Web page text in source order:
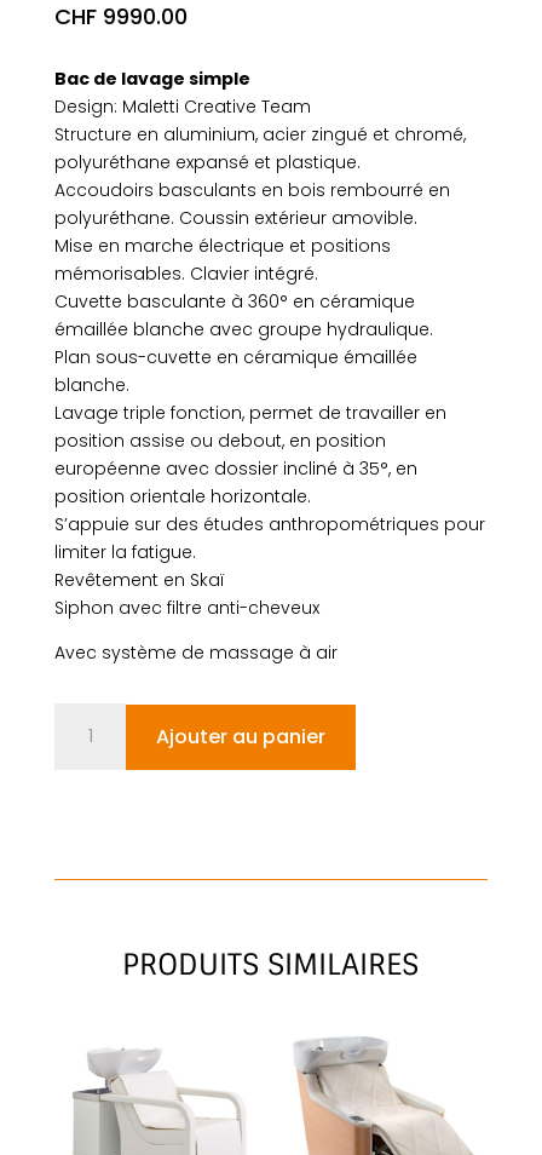
CHF9990.00
Bac de lavage simple
Design: Maletti Creative Team
Structure en aluminium, acier zingué et chromé,
polyuréthane expansé et plastique.
Accoudoirs basculants en bois rembourré en
polyuréthane. Coussin extérieur amovible.
Mise en marche électrique et positions
mémorisables. Clavier intégré.
Cuvette basculante à 360° en céramique
émaillée blanche avec groupe hydraulique.
Plan sous-cuvette en céramique émaillée
blanche.
Lavage triple fonction, permet de travailler en
position assise ou debout, en position
européenne avec dossier incliné à 35°, en
position orientale horizontale.
S’appuie sur des études anthropométriques pour
limiter la fatigue.
Revêtement en Skaï
Siphon avec filtre anti-cheveux
Avec système de massage à air
Ajouter au panier
PRODUITS SIMILAIRES